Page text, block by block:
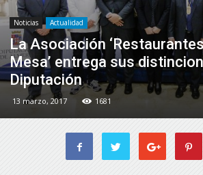
Noticias Actualidad
La Asociación
Mesa’ entrega sus
Diputación
13 marzo, 2017 1681